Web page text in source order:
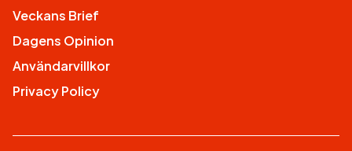
Veckans Brief
Dagens Opinion
Användarvillkor
Privacy Policy